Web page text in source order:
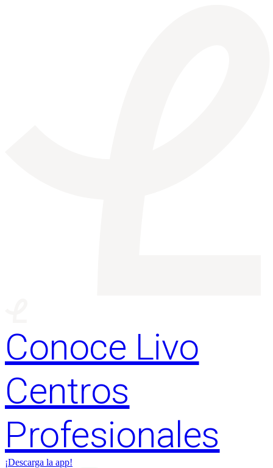
Conoce Livo
Centros
Profesionales
¡Descarga la app!